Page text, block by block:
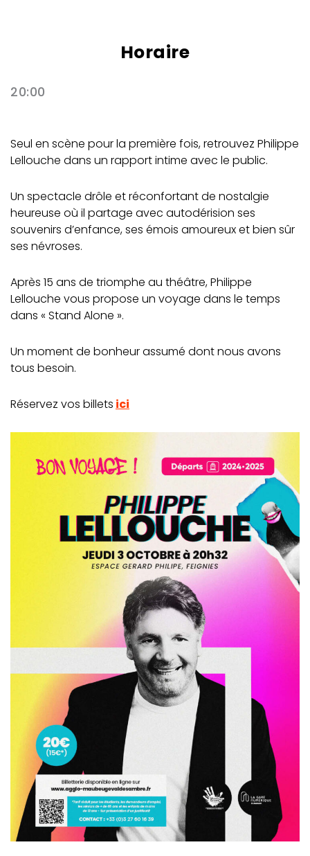
Horaire
20:00
Seul en scène pour la première fois, retrouvez Philippe
Lellouche dans un rapport intime avec le public.
Un spectacle drôle et réconfortant de nostalgie
heureuse où il partage avec autodérision ses
souvenirs d’enfance, ses émois amoureux et bien sûr
ses névroses.
Après 15 ans de triomphe au théâtre, Philippe
Lellouche vous propose un voyage dans le temps
dans « Stand Alone ».
Un moment de bonheur assumé dont nous avons
tous besoin.
Réservez vos billets ici